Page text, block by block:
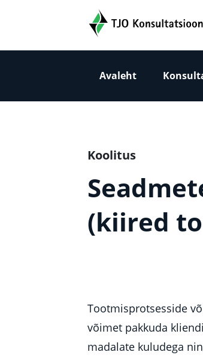
TJO Konsultatsioonid
Avaleht
Peamise sisu sektsioonKoolitus
(kiired
Tootmisprotsesside
võimet pakkuda
madalate kuludega